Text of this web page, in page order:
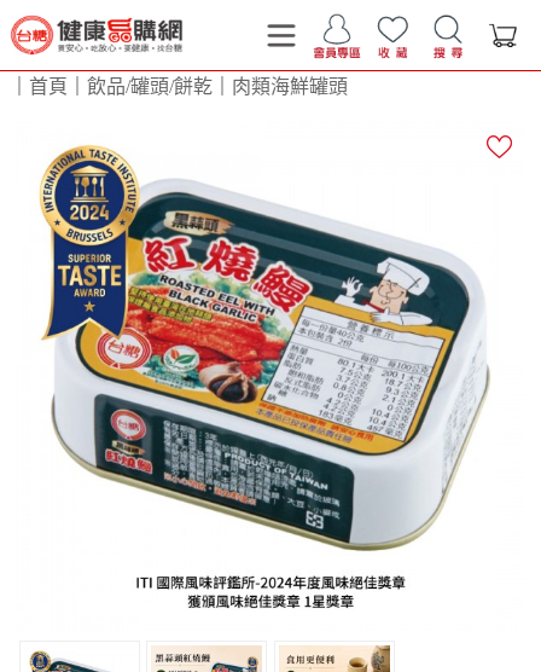
首頁 飲品/罐頭/餅乾 肉類海鮮罐頭